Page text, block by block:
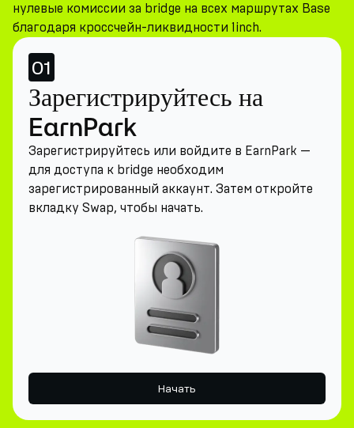
нулевые комиссии за bridge на всех маршрутах Base
благодаря кроссчейн-ликвидности 1inch.
01
Зарегистрируйтесь на
EarnPark
Зарегистрируйтесь или войдите в EarnPark —
для доступа к bridge необходим
зарегистрированный аккаунт. Затем откройте
вкладку Swap, чтобы начать.
Начать